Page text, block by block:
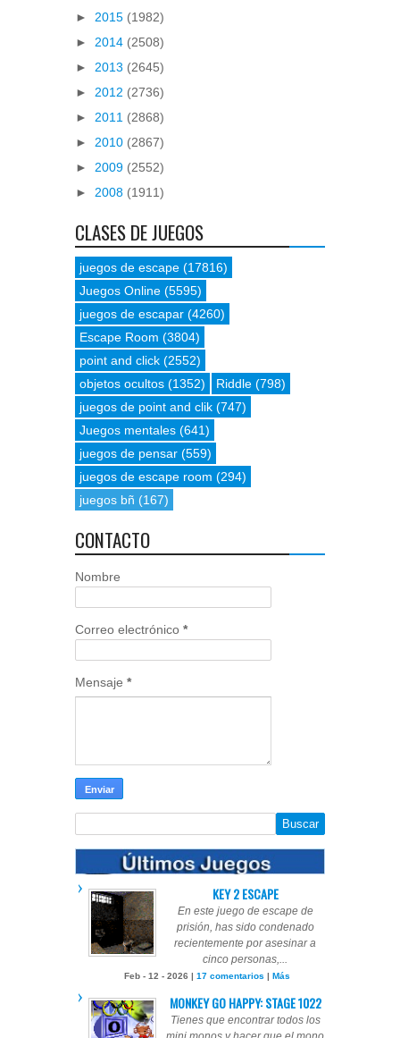
► 2015 (1982)
► 2014 (2508)
► 2013 (2645)
► 2012 (2736)
► 2011 (2868)
► 2010 (2867)
► 2009 (2552)
► 2008 (1911)
CLASES DE JUEGOS
juegos de escape (17816)
Juegos Online (5595)
juegos de escapar (4260)
Escape Room (3804)
point and click (2552)
objetos ocultos (1352) Riddle (798)
juegos de point and clik (747)
Juegos mentales (641)
juegos de pensar (559)
juegos de escape room (294)
juegos bñ (167)
CONTACTO
Nombre
Correo electrónico *
Mensaje *
KEY 2 ESCAPE
En este juego de escape de
prisión, has sido condenado
recientemente por asesinar a
cinco personas,...
Feb - 12 - 2026 | 17 comentarios | Más
MONKEY GO HAPPY: STAGE 1022
Tienes que encontrar todos los